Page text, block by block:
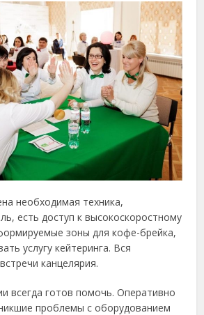
необходимая техника,
есть доступ к высокоскоростному
зоны для кофе-брейка,
услугу кейтеринга. Вся
канцелярия.
всегда готов помочь. Оперативно
проблемы с оборудованием